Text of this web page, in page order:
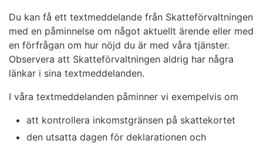
Du kan få ett textmeddelande från Skatteförvaltningen
med en påminnelse om något aktuellt ärende eller med
en förfrågan om hur nöjd du är med våra tjänster.
Observera att Skatteförvaltningen aldrig har några
länkar i sina textmeddelanden.
I våra textmeddelanden påminner vi exempelvis om
att kontrollera inkomstgränsen på skattekortet
den utsatta dagen för deklarationen och